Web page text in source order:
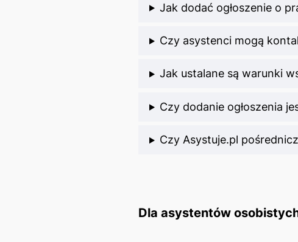
Jak dodać ogłoszenie o
Czy asystenci mogą
Jak ustalane są warunki
Czy dodanie ogłoszenia
Czy Asystuje.pl
Dla asystentów